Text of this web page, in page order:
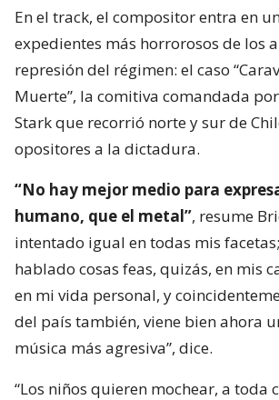
En el track, el compositor entra en
expedientes más horrorosos de los
represión del régimen: el caso
Muerte”, la comitiva comandada
Stark que recorrió norte y sur de
opositores a la dictadura.
“No hay mejor medio para
humano, que el metal”, resume
intentado igual en todas mis
hablado cosas feas, quizás, en mis
en mi vida personal, y
del país también, viene bien ahora
música más agresiva”, dice.
“Los niños quieren mochear, a toda